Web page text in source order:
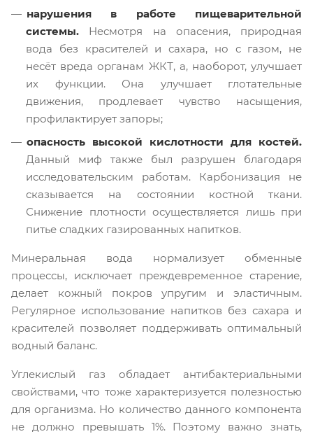
нарушения в работе пищеварительной
системы. Несмотря на опасения, природная
вода без красителей и сахара, но с газом, не
несёт вреда органам ЖКТ, а, наоборот, улучшает
их функции. Она улучшает глотательные
движения, продлевает чувство насыщения,
профилактирует запоры;
опасность высокой кислотности для костей.
Данный миф также был разрушен благодаря
исследовательским работам. Карбонизация не
сказывается на состоянии костной ткани.
Снижение плотности осуществляется лишь при
питье сладких газированных напитков.
Минеральная вода нормализует обменные
процессы, исключает преждевременное старение,
делает кожный покров упругим и эластичным.
Регулярное использование напитков без сахара и
красителей позволяет поддерживать оптимальный
водный баланс.
Углекислый газ обладает антибактериальными
свойствами, что тоже характеризуется полезностью
для организма. Но количество данного компонента
не должно превышать 1%. Поэтому важно знать,